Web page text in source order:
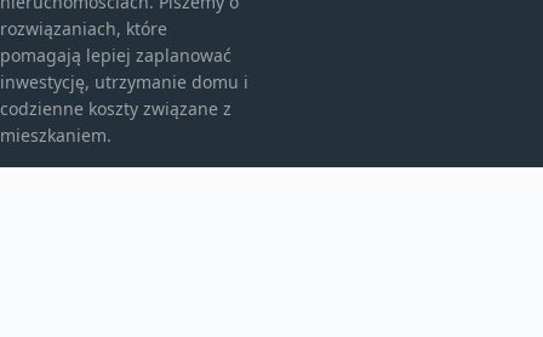
rozwiązaniach, które
pomagają lepiej zaplanować
inwestycję, utrzymanie domu i
codzienne koszty związane z
mieszkaniem.